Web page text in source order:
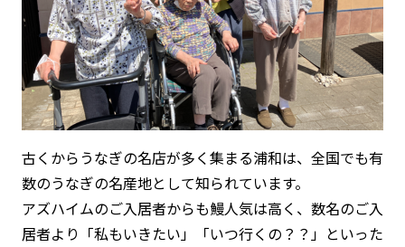
古くからうなぎの名店が多く集まる浦和は、全国でも有
数のうなぎの名産地として知られています。
アズハイムのご入居者からも鰻人気は高く、数名のご入
居者より「私もいきたい」「いつ行くの？？」といった